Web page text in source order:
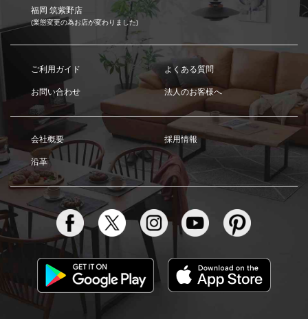
福岡 筑紫野店
(業態変更の為お店が変わりました)
ご利用ガイド よくある質問
お問い合わせ 法人のお客様へ
会社概要 採用情報
沿革